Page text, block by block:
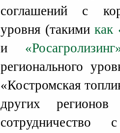
соглашений с
уровня (такимикак
и
регионального
«Костромская
других регионов
сотрудничество